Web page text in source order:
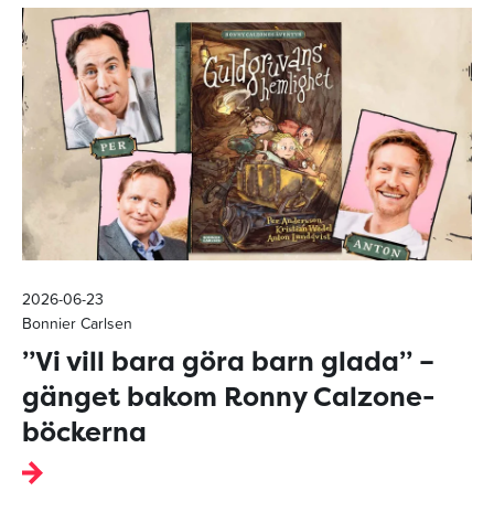
2026-06-23
Bonnier Carlsen
”Vi vill bara göra barn glada” –
gänget bakom Ronny Calzone-
böckerna